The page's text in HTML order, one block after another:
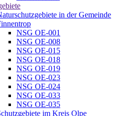
in der Gemeinde
NSG OE-001
NSG OE-008
NSG OE-015
NSG OE-018
NSG OE-019
NSG OE-023
NSG OE-024
NSG OE-033
NSG OE-035
im Kreis Olpe